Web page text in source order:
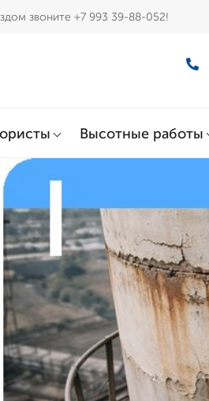
звоните +7 993 39-88-052!
Высотные работы